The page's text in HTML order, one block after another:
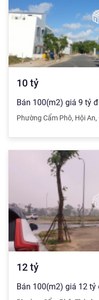
10 tỷ
Phường Cẩm Phô, Hội An,
12 tỷ